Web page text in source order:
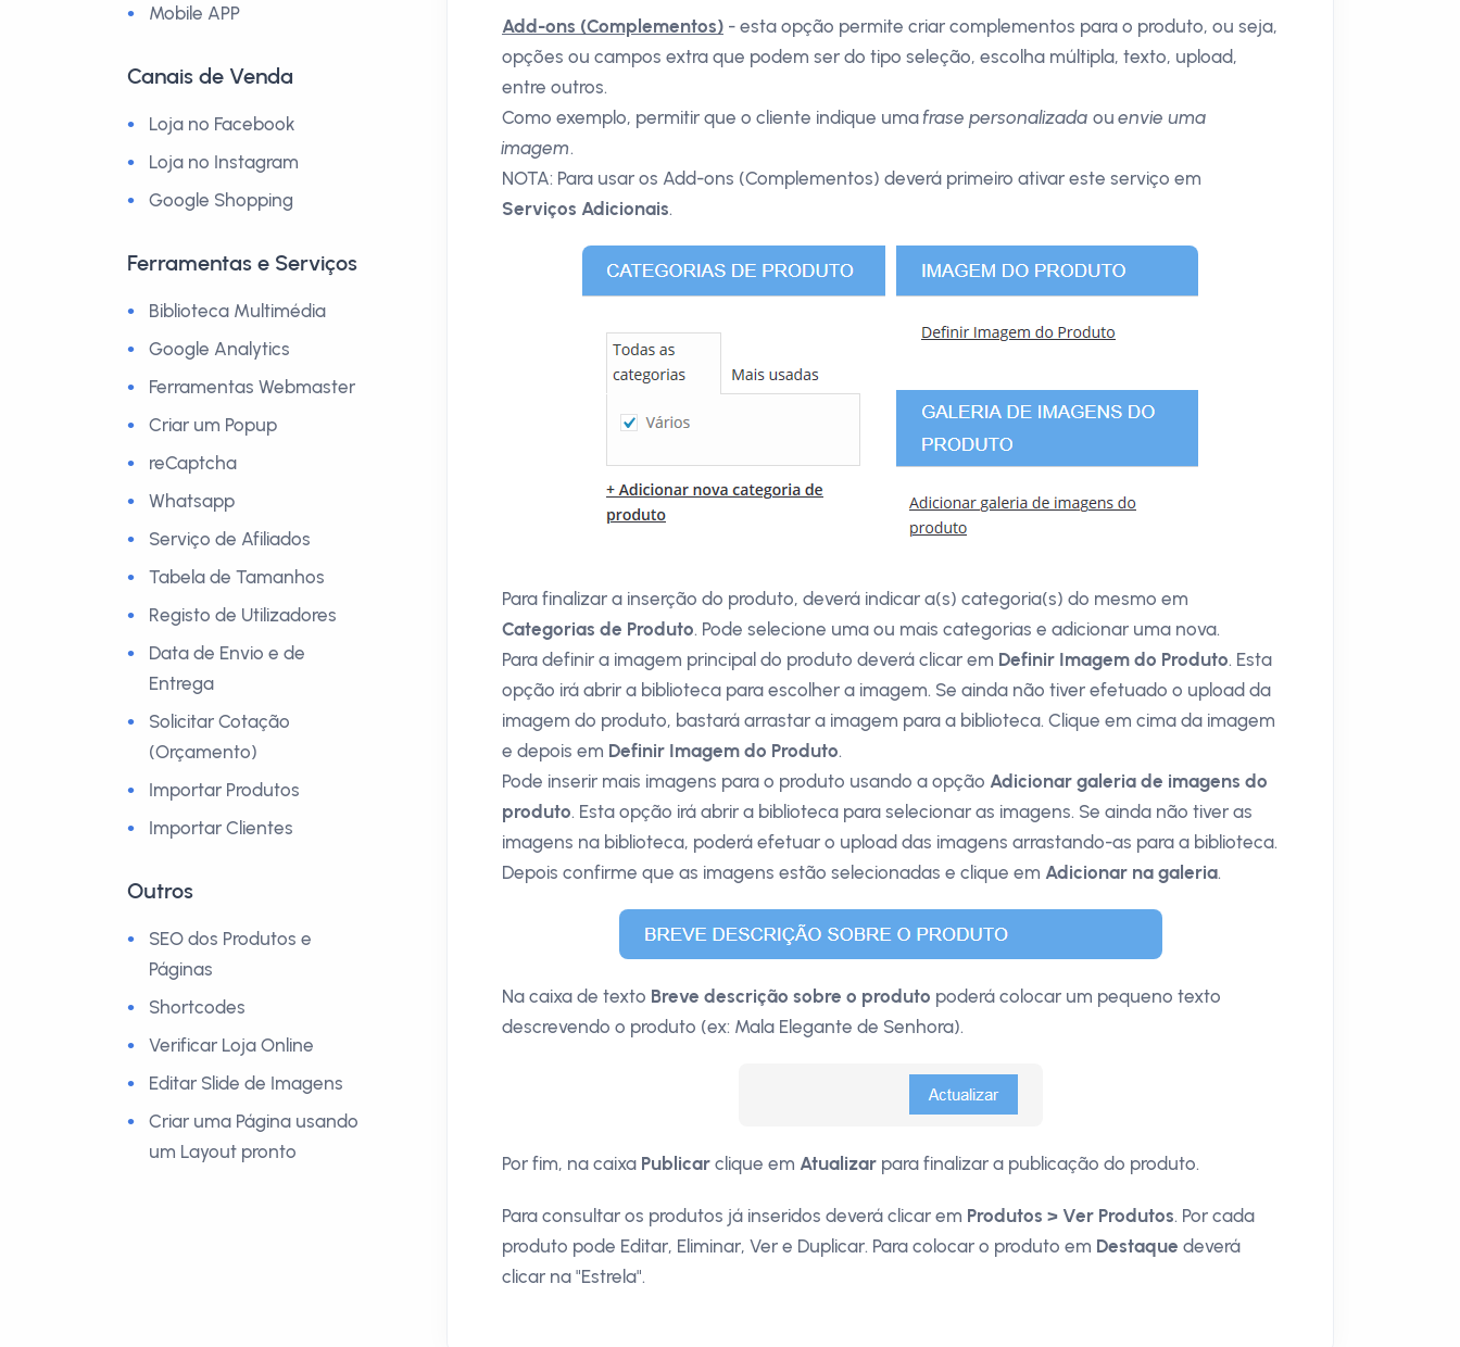
Add-ons (Complementos) - esta opção permite criar complementos para o produto, ou seja,
opções ou campos extra que podem ser do tipo seleção, escolha múltipla, texto, upload,
entre outros.
Como exemplo, permitir que o cliente indique uma frase personalizada ouenvie uma
imagem.
NOTA: Para usar os Add-ons (Complementos) deverá primeiro ativar este serviço em
Serviços Adicionais.
Para finalizar a inserção do produto, deverá indicar a(s) categoria(s) do mesmo em
Categorias de Produto. Pode selecione uma ou mais categorias e adicionar uma nova.
Para definir a imagem principal do produto deverá clicar em Definir Imagem do Produto. Esta
opção irá abrir a biblioteca para escolher a imagem. Se ainda não tiver efetuado o upload da
imagem do produto, bastará arrastar a imagem para a biblioteca. Clique em cima da imagem
e depois em Definir Imagem do Produto.
Pode inserir mais imagens para o produto usando a opção Adicionar galeria de imagens do
produto. Esta opção irá abrir a biblioteca para selecionar as imagens. Se ainda não tiver as
imagens na biblioteca, poderá efetuar o upload das imagens arrastando-as para a biblioteca.
Depois confirme que as imagens estão selecionadas e clique em Adicionar na galeria.
Na caixa de texto Breve descrição sobre o produto poderá colocar um pequeno texto
descrevendo o produto (ex: Mala Elegante de Senhora).
Por fim, na caixa Publicar clique em Atualizar para finalizar a publicação do produto.
Para consultar os produtos já inseridos deverá clicar em Produtos > Ver Produtos. Por cada
produto pode Editar, Eliminar, Ver e Duplicar. Para colocar o produto em Destaque deverá
clicar na "Estrela".
Mobile APP
Canais de Venda
Loja no Facebook
Loja no Instagram
Google Shopping
Ferramentas e Serviços
Biblioteca Multimédia
Google Analytics
Ferramentas Webmaster
Criar um Popup
reCaptcha
Whatsapp
Serviço de Afiliados
Tabela de Tamanhos
Registo de Utilizadores
Data de Envio e de
Entrega
Solicitar Cotação
(Orçamento)
Importar Produtos
Importar Clientes
Outros
SEO dos Produtos e
Páginas
Shortcodes
Verificar Loja Online
Editar Slide de Imagens
Criar uma Página usando
um Layout pronto